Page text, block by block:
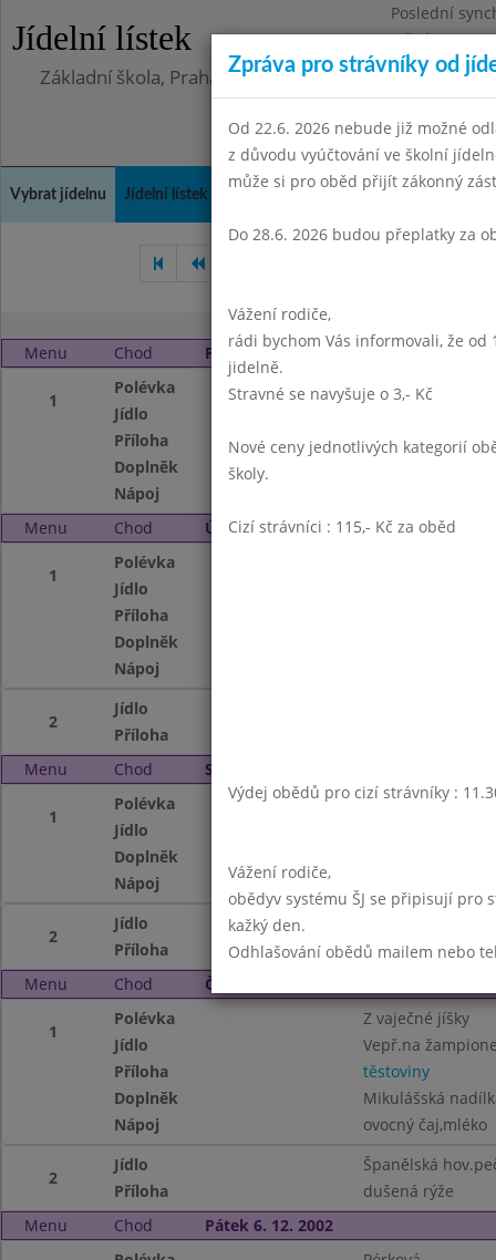
Jídelní lístek
Poslední
Středa
Základní škola, Praha 4, Na Líše 16
Vybrat jídelnu Jídelní lístek Kontakty a informace
Menu Chod Pondělí 2. 12. 2002
1
Polévka
Zelenin.s
Jídlo
Příloha
kaše,kyselá
Doplněk
Nápoj
Menu
Chod Úterý 3. 12. 2002
1
Polévka
Jídlo
Příloha
Doplněk
Nápoj
2
Jídlo
Příloha
Menu
Chod Středa 4. 12. 2002
1
Polévka
Masová krémová
Jídlo
Doplněk
Nápoj
2
Jídlo
Příloha
steril.salát
Menu
Chod Čtvrtek 5. 12. 2002
1
Polévka
Z vaječné jíšky
Jídlo
Vepř.na
Příloha
těstoviny
Doplněk
Mikulášská
Nápoj
ovocný čaj,mléko
2
Jídlo
Španělská
Příloha
dušená rýže
Menu
Chod Pátek 6. 12. 2002
Zpráva pro strávníky od
Od 22.6. 2026 nebude již možné
z důvodu vyúčtování ve školní
může si pro oběd přijít zákonný
Do 28.6. 2026 budou přeplatky za
Vážení rodiče,
rádi bychom Vás informovali, že od
jidelně.
Stravné se navyšuje o 3,- Kč
Nové ceny jednotlivých kategorií
školy.
Cizí strávníci : 115,- Kč za oběd
Výdej obědů pro cizí strávníky :
Vážení rodiče,
obědyv systému ŠJ se připisují pro
kažký den.
Odhlašování obědů mailem nebo